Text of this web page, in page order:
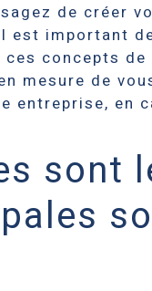
de créer
est important
ces concepts de
mesure de
entreprise, en
sont